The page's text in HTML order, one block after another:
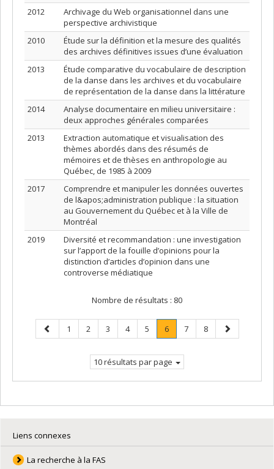
2012
Archivage du Web organisationnel dans une
perspective archivistique
2010
Étude sur la définition et la mesure des qualités
des archives définitives issues d’une évaluation
2013
Étude comparative du vocabulaire de description
de la danse dans les archives et du vocabulaire
de représentation de la danse dans la littérature
2014
Analyse documentaire en milieu universitaire :
deux approches générales comparées
2013
Extraction automatique et visualisation des
thèmes abordés dans des résumés de
mémoires et de thèses en anthropologie au
Québec, de 1985 à 2009
2017
Comprendre et manipuler les données ouvertes
de l&apos;administration publique : la situation
au Gouvernement du Québec et à la Ville de
Montréal
2019
Diversité et recommandation : une investigation
sur l’apport de la fouille d’opinions pour la
distinction d’articles d’opinion dans une
controverse médiatique
Nombre de résultats : 80
Page
précédente
Page
1 Page
2 Page
3 Page
4 Page
5 Page
6.
Page
Page
7 Page
8
Page
suivante
10 résultats par page
Liens connexes
La recherche à la FAS